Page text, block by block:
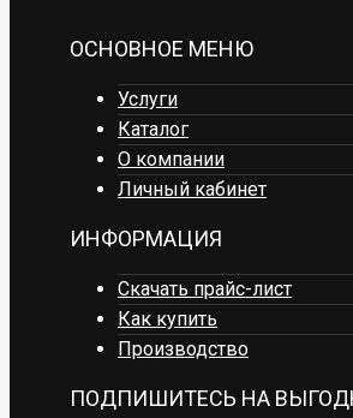
ОСНОВНОЕ МЕНЮ
Услуги
Каталог
О компании
Личный кабинет
ИНФОРМАЦИЯ
Скачать прайс-лист
Как купить
Производство
ПОДПИШИТЕСЬ НА